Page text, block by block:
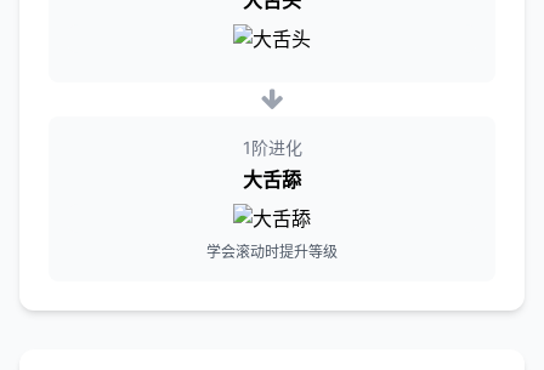
1阶进化
大舌舔
学会滚动时提升等级